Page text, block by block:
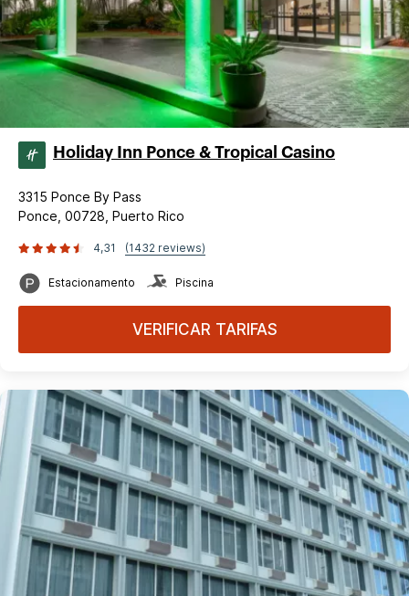
Holiday Inn Ponce & Tropical Casino
3315 Ponce By Pass
Ponce, 00728, Puerto Rico
4,31 (1432 reviews)
Estacionamento Piscina
VERIFICAR TARIFAS